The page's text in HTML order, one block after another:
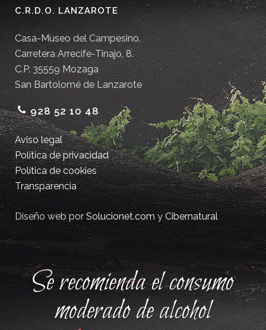
C.R.D.O. LANZAROTE
Casa-Museo del Campesino.
Carretera Arrecife-Tinajo, 8.
C.P. 35559 Mozaga
San Bartolomé de Lanzarote
928 52 10 48
Aviso legal
Política de privacidad
Política de cookies
Transparencia
Diseño web porSolucionet.comyCibernatural
Se recomienda el consumo
moderado de alcohol